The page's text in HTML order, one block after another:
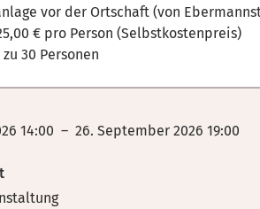
vor der Ortschaft (von
€ pro Person (Selbstkostenpreis)
30 Personen
14:00 – 26. September 2026 19:00